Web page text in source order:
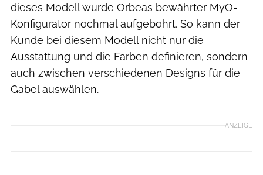
dieses Modell wurde Orbeas bewährter MyO-
Konfigurator nochmal aufgebohrt. So kann der
Kunde bei diesem Modell nicht nur die
Ausstattung und die Farben definieren, sondern
auch zwischen verschiedenen Designs für die
Gabel auswählen.
ANZEIGE